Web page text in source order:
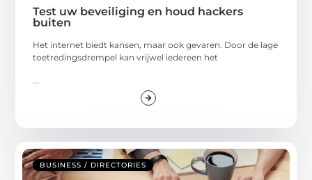
Test uw beveiliging en houd hackers
buiten
Het internet biedt kansen, maar ook gevaren. Door de lage
toetredingsdrempel kan vrijwel iedereen het
BUSINESS / DIRECTORIES